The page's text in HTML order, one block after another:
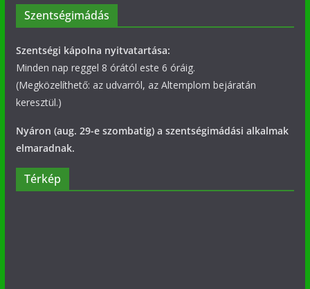
Szentségimádás
Szentségi kápolna nyitvatartása:
Minden nap reggel 8 órától este 6 óráig.
(Megközelíthető: az udvarról, az Altemplom bejáratán
keresztül.)
Nyáron (aug. 29-e szombatig) a szentségimádási alkalmak
elmaradnak.
Térkép